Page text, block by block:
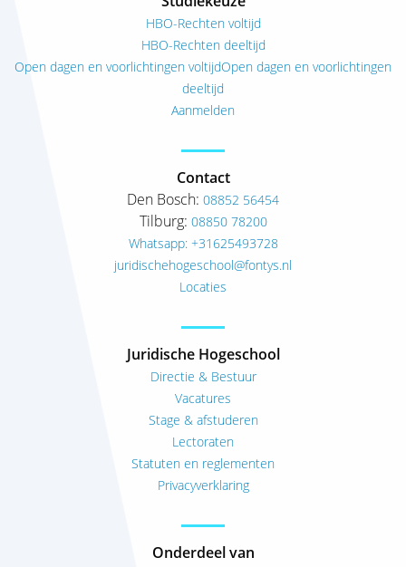
HBO-Rechten voltijd
HBO-Rechten deeltijd
Open dagen en voorlichtingen voltijdOpen dagen en voorlichtingen
deeltijd
Aanmelden
Contact
Den Bosch: 08852 56454
Tilburg: 08850 78200
Whatsapp: +31625493728
juridischehogeschool@fontys.nl
Locaties
Juridische Hogeschool
Directie & Bestuur
Vacatures
Stage & afstuderen
Lectoraten
Statuten en reglementen
Privacyverklaring
Onderdeel van